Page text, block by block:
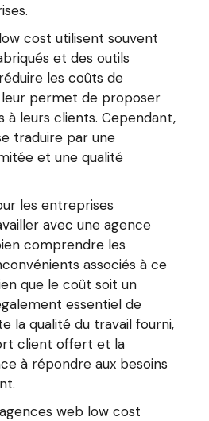
cost utilisent souvent
et des outils
les coûts de
permet de proposer
leurs clients. Cependant,
traduire par une
et une qualité
les entreprises
avec une agence
comprendre les
associés à ce
que le coût soit un
essentiel de
la qualité du travail fourni,
client offert et la
à répondre aux besoins
web low cost